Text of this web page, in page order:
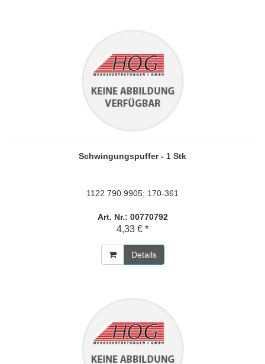
Schwingungspuffer - 1 Stk
1122 790 9905; 170-361
Art. Nr.: 00770792
4,33 € *
Details